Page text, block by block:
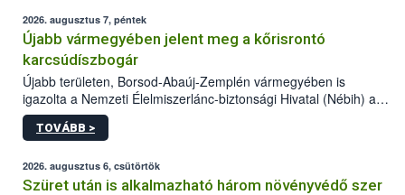
2026. augusztus 7, péntek
Újabb vármegyében jelent meg a kőrisrontó
karcsúdíszbogár
Újabb területen, Borsod-Abaúj-Zemplén vármegyében is
igazolta a Nemzeti Élelmiszerlánc-biztonsági Hivatal (Nébih) a
kőrisrontó karcsúdíszbogár (Agrilus planipennis) jelenlétét. A
kártevőt nem csak színcsapdában találták meg, de már fertőzött
az intenzív felderítést, emellett az intézkedéseket a szlovák
hatósággal is összehangolják a terjedés megállítása érdekében.
TOVÁBB >
2026. augusztus 6, csütörtök
Szüret után is alkalmazható három növényvédő szer